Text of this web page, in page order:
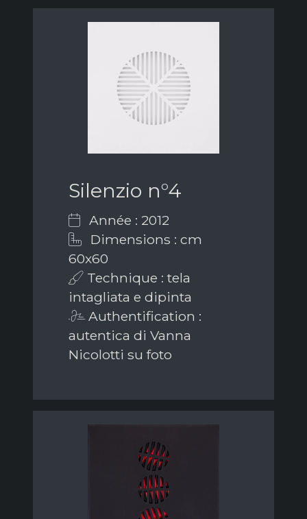
Silenzio n°4
Année : 2012
Dimensions : cm
60x60
Technique : tela
intagliata e dipinta
Authentification :
autentica di Vanna
Nicolotti su foto